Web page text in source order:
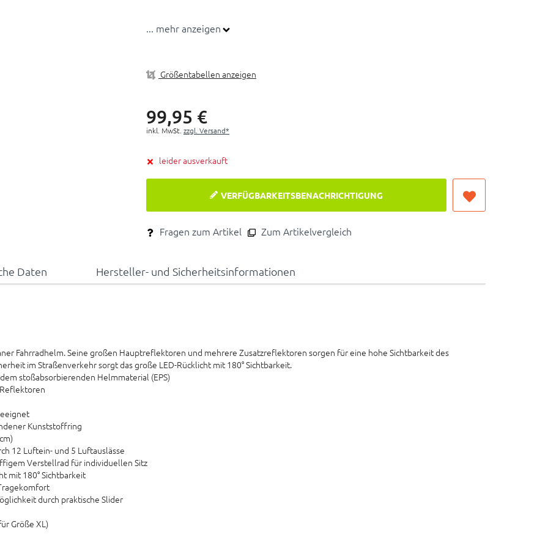
... mehr anzeigen
Größentabellen anzeigen
99,95 €
inkl. MwSt. zzgl. Versand*
leider ausverkauft
VERFÜGBARKEITSBENACHRICHTIGUNG
Fragen zum Artikel Zum Artikelvergleich
Daten Hersteller- und Sicherheitsinformationen
Fahrradhelm. Seine großen Hauptreflektoren und mehrere Zusatzreflektoren sorgen für eine hohe Sichtbarkeit des
im Straßenverkehr sorgt das große LED-Rücklicht mit 180° Sichtbarkeit.
stoßabsorbierenden Helmmaterial (EPS)
Kunststoffring
12 Luftein- und 5 Luftauslässe
Verstellrad für individuellen Sitz
mit 180° Sichtbarkeit
durch praktische Slider
Größe XL)